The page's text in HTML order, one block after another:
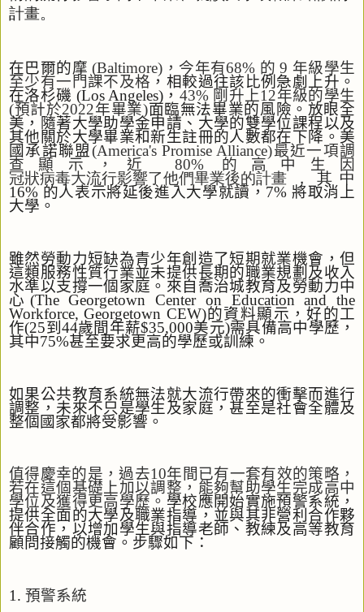
計畫。
在巴爾的摩(Baltimore) ，今年有68% 的9 年級學生
至少有一門課不及格 ，相較過往該比例急劇上升。
在洛杉磯 (Los Angeles) ， 43% 剛升上12年級的學生
(預計於2022年畢業)面臨無法畢業的風險。放眼全
美，隨著大學助學金申請、大學的雙學位課程以及
其他關於大學畢業和新生註冊的人數都在下降。美
國承諾聯盟(America's Promise Alliance)最近一項調
查顯示，近 80% 的高中生因
冠狀病毒大流行影響了他們畢業後的計畫 ，其中
16% 的人表示將延後進入大學就讀， 7%將取消上
大學。
雖然勞動力短缺為青少年創造了短期就業機會，但
這類服務性質行業並未提供長期的職業規劃及收入
水準以支撐一個家庭。來自喬治城教育及勞動力中
心 (The Georgetown Center on Education and the
Workforce, Georgetown CEW)的資料顯示，好的工
作(25到 44歲間年薪$35,000美元)需具備高中學歷，
其中75%甚至要求更高的學歷或訓練。
如果公共教育系統無法就大流行帶來的衝擊而進行
調整，未來不只是學生及家庭，甚至是社會全體及
整個國家都將受影響。
值得慶幸的是，過去10年間已有一套有效的策略，
若在這個基礎上加以調整，能夠幫助學生完成高中
學位及獲得更高學歷。 學校應開始實施預警系統，
提供全面的大學及職業指導，並與其非營利合作夥
伴合作，以增加學生與指導老師、教練及高等教育
顧問接觸的機會 。 步驟如下 ：
1. 預警系統